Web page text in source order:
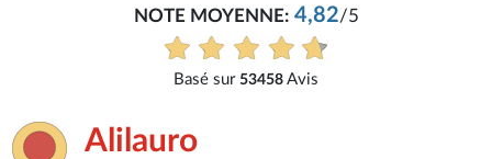
Très bon service, tout
Alilauro